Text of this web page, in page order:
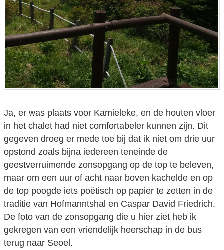
Ja, er was plaats voor Kamieleke, en de houten vloer
in het chalet had niet comfortabeler kunnen zijn. Dit
gegeven droeg er mede toe bij dat ik niet om drie uur
opstond zoals bijna iedereen teneinde de
geestverruimende zonsopgang op de top te beleven,
maar om een uur of acht naar boven kachelde en op
de top poogde iets poëtisch op papier te zetten in de
traditie van Hofmanntshal en Caspar David Friedrich.
De foto van de zonsopgang die u hier ziet heb ik
gekregen van een vriendelijk heerschap in de bus
terug naar Seoel.